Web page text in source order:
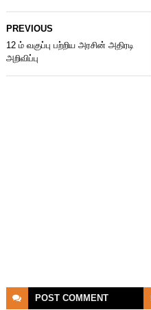
PREVIOUS
12 ம் வகுப்பு பற்றிய அரசின் அதிரடி
அறிவிப்பு
POST COMMENT